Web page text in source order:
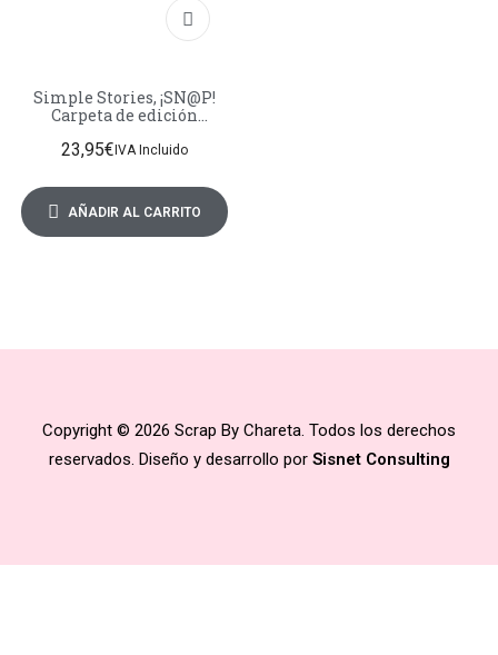
Simple Stories, ¡SN@P!
Carpeta de edición
23,95€IVA Incluido
AÑADIR AL CARRITO
Copyright © 2026 Scrap By Chareta. Todos los derechos
reservados. Diseño y desarrollo por Sisnet Consulting